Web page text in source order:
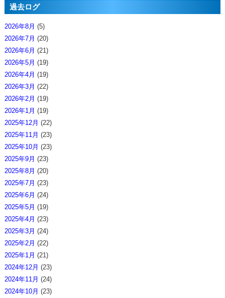
過去ログ
2026年8月 (5)
2026年7月 (20)
2026年6月 (21)
2026年5月 (19)
2026年4月 (19)
2026年3月 (22)
2026年2月 (19)
2026年1月 (19)
2025年12月 (22)
2025年11月 (23)
2025年10月 (23)
2025年9月 (23)
2025年8月 (20)
2025年7月 (23)
2025年6月 (24)
2025年5月 (19)
2025年4月 (23)
2025年3月 (24)
2025年2月 (22)
2025年1月 (21)
2024年12月 (23)
2024年11月 (24)
2024年10月 (23)